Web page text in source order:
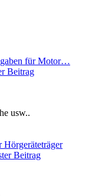
für Motor…
Beitrag
usw..
Beitrag